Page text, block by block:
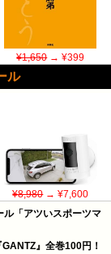
¥1,650→ ¥399
ル
¥8,980→ ¥7,600
ル「アツいスポーツマ
』全巻100円！